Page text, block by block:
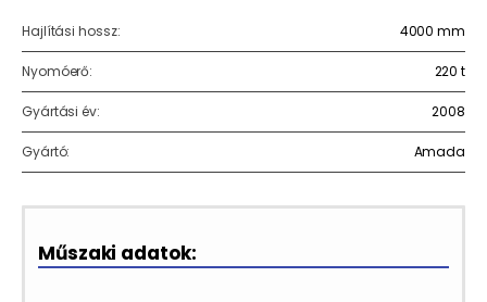
Hajlítási hossz: 4000 mm
Nyomóerő: 220 t
Gyártási év: 2008
Gyártó: Amada
Műszaki adatok: